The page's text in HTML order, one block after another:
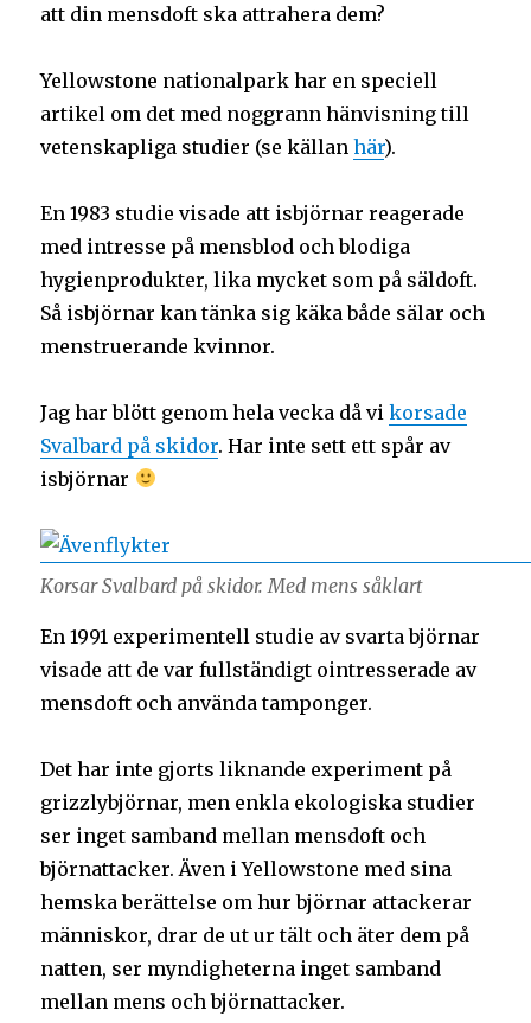
att din mensdoft ska attrahera dem?
Yellowstone nationalpark har en speciell
artikel om det med noggrann hänvisning till
vetenskapliga studier (se källanhär).
En 1983 studie visade att isbjörnar reagerade
med intresse på mensblod och blodiga
hygienprodukter, lika mycket som på säldoft.
Så isbjörnar kan tänka sig käka både sälar och
menstruerande kvinnor.
Jag har blött genom hela vecka då vikorsade
Svalbard på skidor. Har inte sett ett spår av
isbjörnar
Korsar Svalbard på skidor. Med mens såklart
En 1991 experimentell studie av svarta björnar
visade att de var fullständigt ointresserade av
mensdoft och använda tamponger.
Det har inte gjorts liknande experiment på
grizzlybjörnar, men enkla ekologiska studier
ser inget samband mellan mensdoft och
björnattacker. Även i Yellowstone med sina
hemska berättelse om hur björnar attackerar
människor, drar de ut ur tält och äter dem på
natten, ser myndigheterna inget samband
mellan mens och björnattacker.